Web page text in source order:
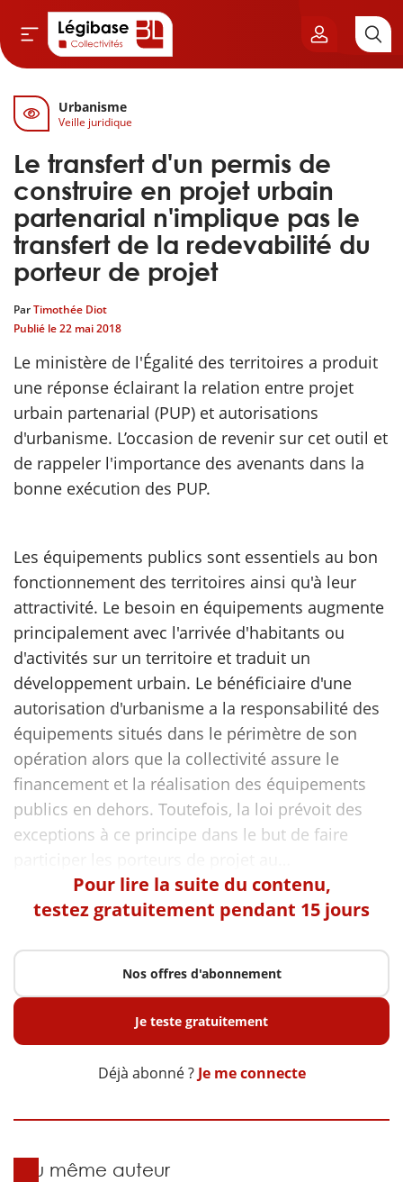
& Cimetières
& Élu local
& Finances locales
publique
Urbanisme
Veille juridique
Le transfert d'un permis de
construire en projet urbain
partenarial n'implique pas le
transfert de la redevabilité du
porteur de projet
ParTimothée Diot
Publié le22 mai 2018
Le ministère de l'Égalité des territoires a produit
une réponse éclairant la relation entre projet
urbain partenarial (PUP) et autorisations
d'urbanisme. L’occasion de revenir sur cet outil et
de rappeler l'importance des avenants dans la
bonne exécution des PUP.
Les équipements publics sont essentiels au bon
fonctionnement des territoires ainsi qu'à leur
attractivité. Le besoin en équipements augmente
principalement avec l'arrivée d'habitants ou
d'activités sur un territoire et traduit un
développement urbain. Le bénéficiaire d'une
autorisation d'urbanisme a la responsabilité des
équipements situés dans le périmètre de son
opération alors que la collectivité assure le
financement et la réalisation des équipements
publics en dehors. Toutefois, la loi prévoit des
exceptions à ce principe dans le but de faire
Pour lire la suite du contenu,
testez gratuitement pendant 15 jours
Nos offres d'abonnement
Je teste gratuitement
Déjà abonné ? Je me connecte
Du même auteur